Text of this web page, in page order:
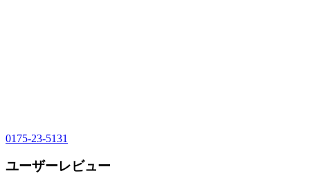
0175-23-5131
ユーザーレビュー